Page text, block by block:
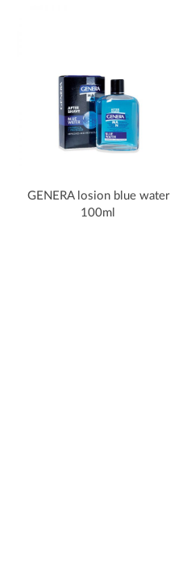
GENERA losion blue water
100ml